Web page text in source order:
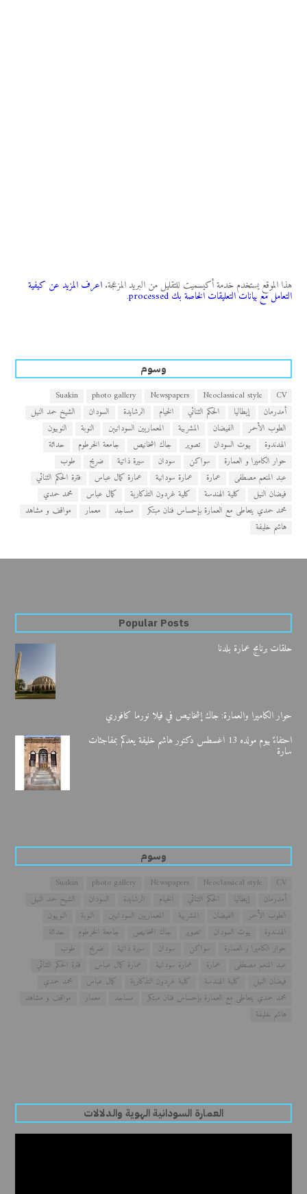
هذا الموقع يستخدم خدمة أكيسميت للتقليل من البريد المزعجة. اعرف المزيد عن كيفية
التعامل مع بيانات التعليقات الخاصة بك processed .
وسوم
CV
Neoclassical style
Newspapers
photo gallery
Suakin
أمدرمان
إيطاليا الحكم الثنائي الخيام الرشايدة السودان
الشيخ حمد النيل
الطوب الأحمر
الفيضان المشربية المعماريين السودانيين النوبة
النوبيون
الهدندوة
بيوت السودان تصوير جاك اشخانيص جامعة الخرطوم
حداثة
حوار الكاميرا و العمارة
سواكن سودان سيرة ذاتية ضريح
طوب
عبد المنعم مصطفى
عمارة عمارة سودانية عمارة كمال عباس
فترة الحكم الثنائي
فيضان النيل
كلية الهندسة كلية غردون التذكارية كمال عباس
محمد حمدي
محمد حمدي يتعاطى مع العمارة بإحساس فنان مبتكر
مساجد معمار
مواقف و مشاهد
هاشم خليفة
Popular Posts
حلقات برنامج عمارة بلدنا
حوار الكاميرا والعمارة: جاك إشخانيص في فيلا نورما كافوري
احتفاءً بيوم مولده 13 أغسطس دكتور هاشم خليفة يعدكم بمفاجئات
سارة
وسوم
CV
Neoclassical style
Newspapers
photo gallery
Suakin
أمدرمان
إيطاليا الحكم الثنائي الخيام الرشايدة السودان
الشيخ حمد النيل
الطوب الأحمر
الفيضان المشربية المعماريين السودانيين النوبة
النوبيون
الهدندوة
بيوت السودان تصوير جاك اشخانيص جامعة الخرطوم
حداثة
حوار الكاميرا و العمارة
سواكن سودان سيرة ذاتية ضريح
طوب
عبد المنعم مصطفى
عمارة عمارة سودانية عمارة كمال عباس
فترة الحكم الثنائي
فيضان النيل
كلية الهندسة كلية غردون التذكارية كمال عباس
محمد حمدي
محمد حمدي يتعاطى مع العمارة بإحساس فنان مبتكر
مساجد معمار
مواقف و مشاهد
هاشم خليفة
العمارة السودانية الهوية والدلالات
مشغل